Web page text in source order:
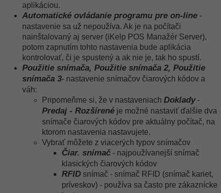
aplikáciou.
Automatické ovládanie programu pre on-line -
nastavenie sa už nepoužíva. Ak je na počítači
nainštalovaný aj server (iKelp POS Manažér Server),
potom zapnutím tohto nastavenia bude aplikácia
kontrolovať, či je spustený a ak nie je, tak ho spustí.
Použitie snímača, Použitie snímača 2, Použitie
snímača 3- nastavenie snímačov čiarových kódov a
váh:
Pripomeňme si, že v nastaveniach Doklady-
Predaj - Rozšírené je možné nastaviť ďalšie dva
snímače čiarových kódov pre aktuálny počítač, na
ktorom nastavenia nastavujete.
Vybrať môžete z viacerých typov snímačov
Čiar. snímač - najpoužívanejší snímač
klasických čiarových kódov
RFID snímač - snímač RFID (snímač kariet,
príveskov) - používa sa často pre zákaznícke